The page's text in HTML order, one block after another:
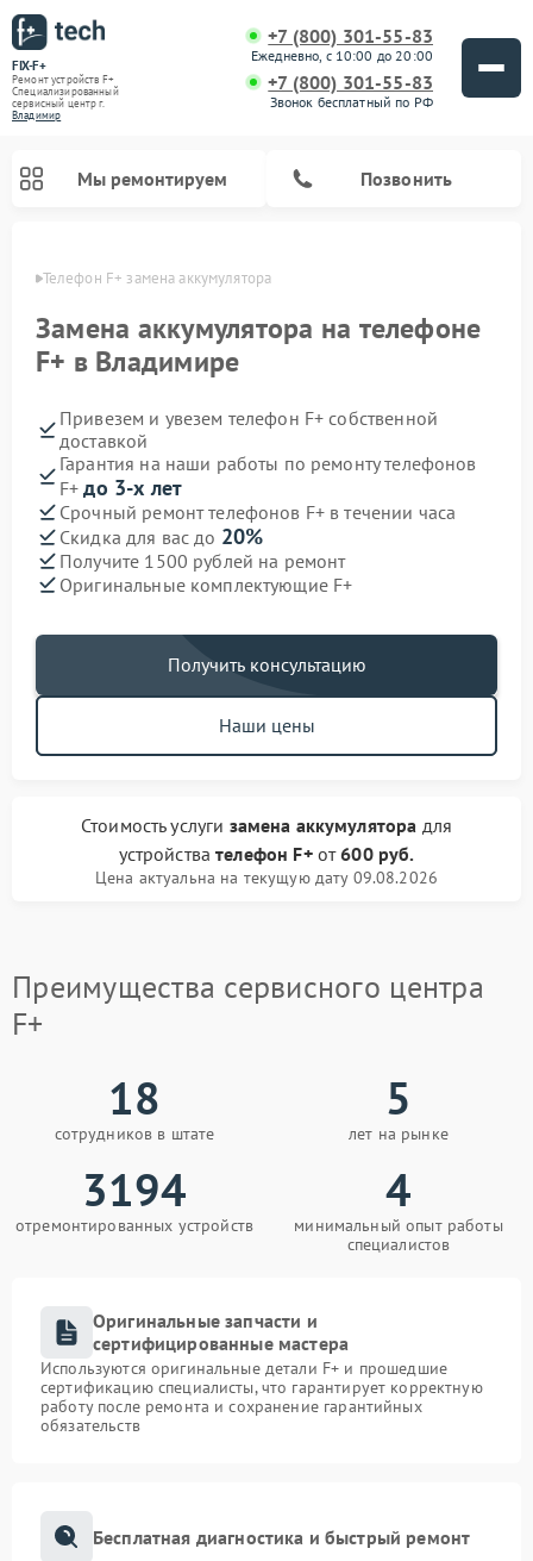
FIX-F+
Ремонт устройств F+
Специализированный
cервисный центр г.
Владимир
+7 (800) 301-55-83
Ежедневно, с 10:00 до 20:00
+7 (800) 301-55-83
Звонок бесплатный по РФ
Мы ремонтируем Позвонить
Телефон F+ замена аккумулятора
Замена аккумулятора на телефоне
F+ в Владимире
Привезем и увезем телефон F+ собственной
доставкой
Гарантия на наши работы по ремонту телефонов
F+до 3-х лет
Срочный ремонт телефонов F+ в течении часа
Скидка для вас до 20%
Получите 1500 рублей на ремонт
Оригинальные комплектующие F+
Получить консультацию
Наши цены
Стоимость услуги замена аккумулятора для
устройствателефон F+от600 руб.
Цена актуальна на текущую дату 09.08.2026
Преимущества сервисного центра
F+
18
сотрудников в штате
5
лет на рынке
3194
отремонтированных устройств
4
минимальный опыт работы
специалистов
Оригинальные запчасти и
сертифицированные мастера
Используются оригинальные детали F+ и прошедшие
сертификацию специалисты, что гарантирует корректную
работу после ремонта и сохранение гарантийных
обязательств
Бесплатная диагностика и быстрый ремонт